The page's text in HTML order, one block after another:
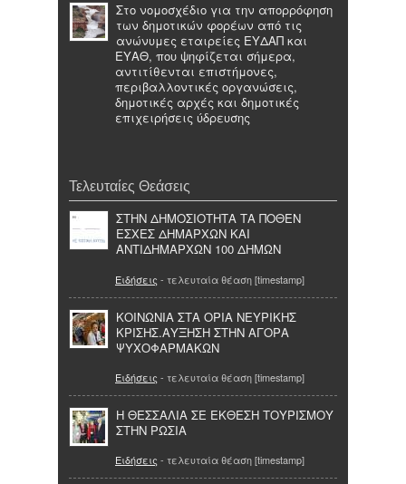
Στο νομοσχέδιο για την απορρόφηση
των δημοτικών φορέων από τις
ανώνυμες εταιρείες ΕΥΔΑΠ και
ΕΥΑΘ, που ψηφίζεται σήμερα,
αντιτίθενται επιστήμονες,
περιβαλλοντικές οργανώσεις,
δημοτικές αρχές και δημοτικές
επιχειρήσεις ύδρευσης
Τελευταίες Θεάσεις
ΣΤΗΝ ΔΗΜΟΣΙΟΤΗΤΑ ΤΑ ΠΟΘΕΝ
ΕΣΧΕΣ ΔΗΜΑΡΧΩΝ ΚΑΙ
ΑΝΤΙΔΗΜΑΡΧΩΝ 100 ΔΗΜΩΝ
Ειδήσεις - τελευταία θέαση [timestamp]
ΚΟΙΝΩΝΙΑ ΣΤΑ ΟΡΙΑ ΝΕΥΡΙΚΗΣ
ΚΡΙΣΗΣ.ΑΥΞΗΣΗ ΣΤΗΝ ΑΓΟΡΑ
ΨΥΧΟΦΑΡΜΑΚΩΝ
Ειδήσεις - τελευταία θέαση [timestamp]
Η ΘΕΣΣΑΛΙΑ ΣΕ ΕΚΘΕΣΗ ΤΟΥΡΙΣΜΟΥ
ΣΤΗΝ ΡΩΣΙΑ
Ειδήσεις - τελευταία θέαση [timestamp]